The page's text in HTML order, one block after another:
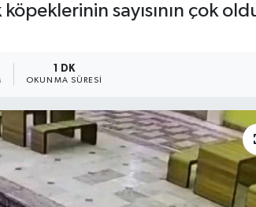
köpeklerinin sayısının çok
1 DK
OKUNMA SÜRESI